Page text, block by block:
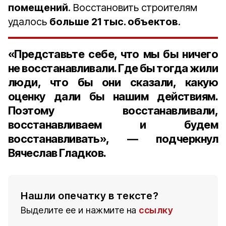
помещений. Восстановить строителям
удалось больше 21 тыс. объектов.
«Представьте себе, что мы бы ничего
не восстанавливали. Где бы тогда жили
люди, что бы они сказали, какую
оценку дали бы нашим действиям.
Поэтому восстанавливали,
восстанавливаем и будем
восстанавливать», — подчеркнул
Вячеслав Гладков.
Нашли опечатку в тексте?
Выделите ее и нажмите на ссылку